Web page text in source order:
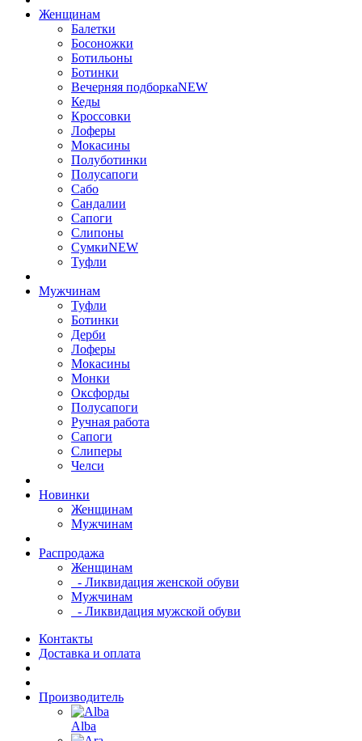
Женщинам
Балетки
Босоножки
Ботильоны
Ботинки
Вечерняя подборкаNEW
Кеды
Кроссовки
Лоферы
Мокасины
Полуботинки
Полусапоги
Сабо
Сандалии
Сапоги
Слипоны
СумкиNEW
Туфли
Мужчинам
Туфли
Ботинки
Дерби
Лоферы
Мокасины
Монки
Оксфорды
Полусапоги
Ручная работа
Сапоги
Слиперы
Челси
Новинки
Женщинам
Мужчинам
Распродажа
Женщинам
- Ликвидация женской обуви
Мужчинам
- Ликвидация мужской обуви
Контакты
Доставка и оплата
Производитель
Alba